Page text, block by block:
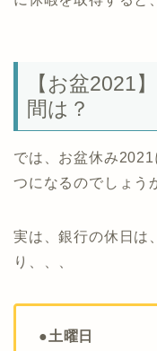
【お盆2021
間は？
では、お盆休み
つになるのでしょう
実は、銀行の休日は
り、、、
●土曜日